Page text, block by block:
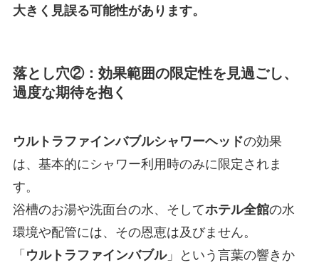
大きく見誤る可能性があります。
落とし穴②：効果範囲の限定性を見過ごし、
過度な期待を抱く
ウルトラファインバブルシャワーヘッドの効果
は、基本的にシャワー利用時のみに限定されま
す。
浴槽のお湯や洗面台の水、そしてホテル全館の水
環境や配管には、その恩恵は及びません。
「 ウルトラファインバブル」という言葉の響きか